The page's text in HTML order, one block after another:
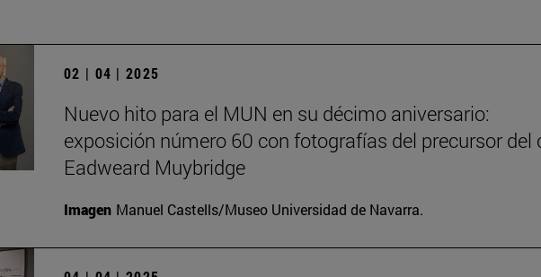
02 | 04 | 2025
Nuevo hito para el MUN en su décimo aniversario:
exposición número 60 con fotografías del precursor del
Eadweard Muybridge
Imagen Manuel Castells/Museo Universidad de Navarra.